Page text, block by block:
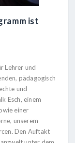
ist
Lehrer und
pädagogisch
und
Esch, einem
einer
unserem
Den Auftakt